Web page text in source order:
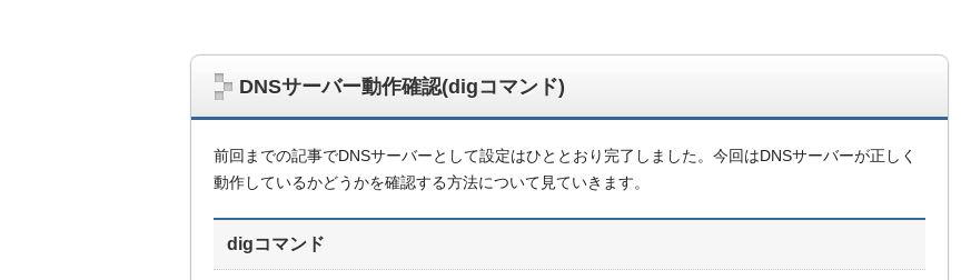
DNSサーバー動作確認(digコマンド)
前回までの記事でDNSサーバーとして設定はひととおり完了しました。今回はDNSサーバーが正しく
動作しているかどうかを確認する方法について見ていきます。
digコマンド